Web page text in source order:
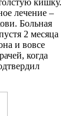
кишку.
лечение –
Больная
2 месяца
и вовсе
когда